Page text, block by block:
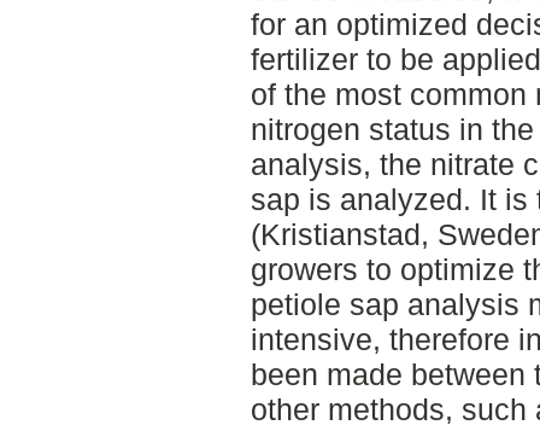
for an optimized
fertilizer to be
of the most common
nitrogen status in
analysis, the nitrate
sap is analyzed. It is
(Kristianstad,
growers to optimize
petiole sap analysis
intensive, therefore
been made
other methods, such